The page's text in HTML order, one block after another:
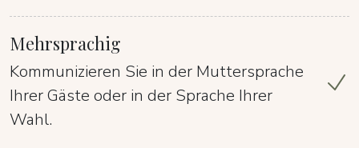
Mehrsprachig
Kommunizieren Sie in der Muttersprache
Ihrer Gäste oder in der Sprache Ihrer
Wahl.